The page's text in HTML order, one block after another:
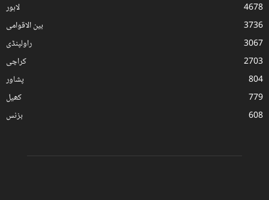
لاہور
4678
بین الاقوامی
3736
راولپنڈی
3067
کراچی
2703
پشاور
804
کھیل
779
بزنس
608